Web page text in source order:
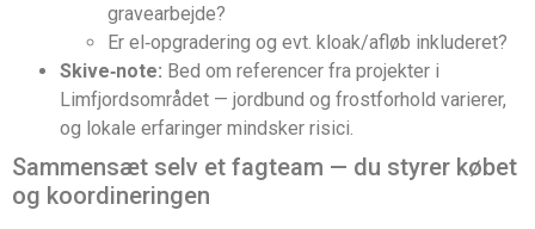
gravearbejde?
Er el‑opgradering og evt. kloak/afløb inkluderet?
Skive‑note: Bed om referencer fra projekter i
Limfjordsområdet — jordbund og frostforhold varierer,
og lokale erfaringer mindsker risici.
Sammensæt selv et fagteam — du styrer købet
og koordineringen